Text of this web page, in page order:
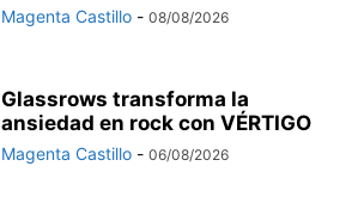
Magenta Castillo - 08/08/2026
Glassrows transforma la
ansiedad en rock con VÉRTIGO
Magenta Castillo - 06/08/2026